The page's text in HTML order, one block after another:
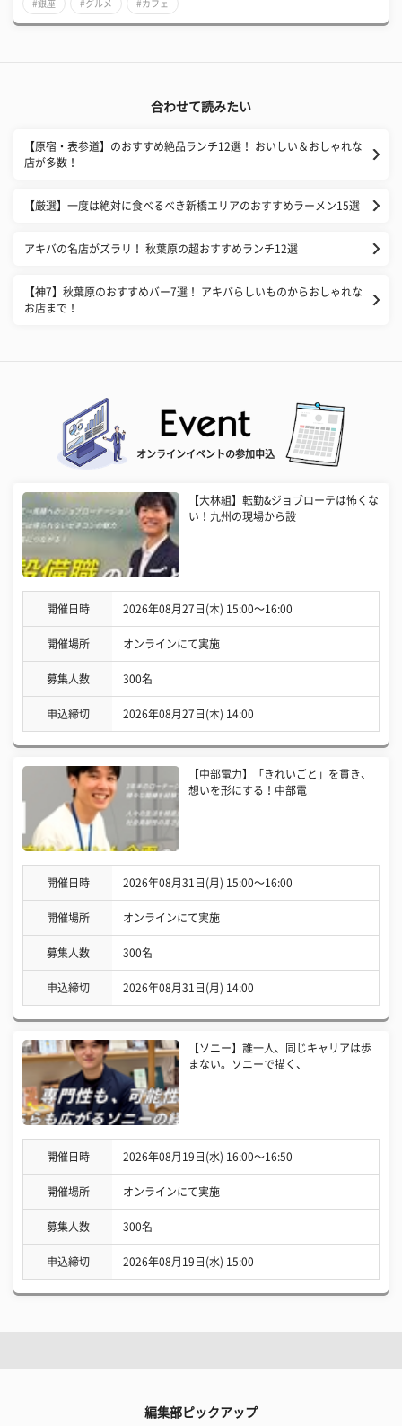
#銀座 #グルメ #カフェ
合わせて読みたい
【原宿・表参道】のおすすめ絶品ランチ12選！ おいしい＆おしゃれな
店が多数！
【厳選】一度は絶対に食べるべき新橋エリアのおすすめラーメン15選
アキバの名店がズラリ！ 秋葉原の超おすすめランチ12選
【神7】秋葉原のおすすめバー7選！ アキバらしいものからおしゃれな
お店まで！
オンラインイベントの参加申込
【大林組】転勤&ジョブローテは怖くな
い！九州の現場から設
開催日時 2026年08月27日(木) 15:00〜16:00
開催場所 オンラインにて実施
募集人数 300名
申込締切 2026年08月27日(木) 14:00
【中部電力】「きれいごと」を貫き、
想いを形にする！中部電
開催日時 2026年08月31日(月) 15:00〜16:00
開催場所 オンラインにて実施
募集人数 300名
申込締切 2026年08月31日(月) 14:00
【ソニー】誰一人、同じキャリアは歩
まない。ソニーで描く、
開催日時 2026年08月19日(水) 16:00〜16:50
開催場所 オンラインにて実施
募集人数 300名
申込締切 2026年08月19日(水) 15:00
編集部ピックアップ